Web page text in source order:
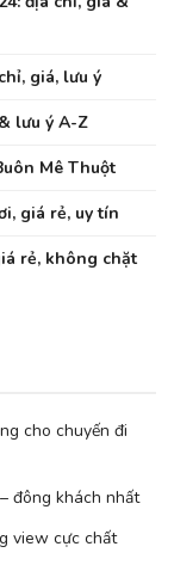
giá, lưu ý
lưu ý A-Z
Mê Thuột
giá rẻ, uy tín
rẻ, không chặt
cho chuyến đi
đông khách nhất
view cực chất